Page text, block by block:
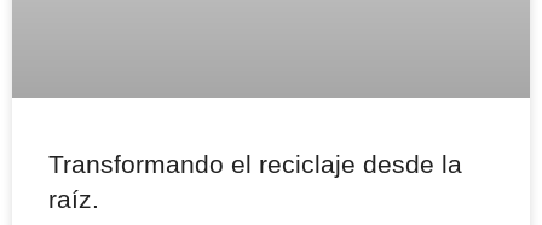
Transformando el reciclaje desde la
raíz.